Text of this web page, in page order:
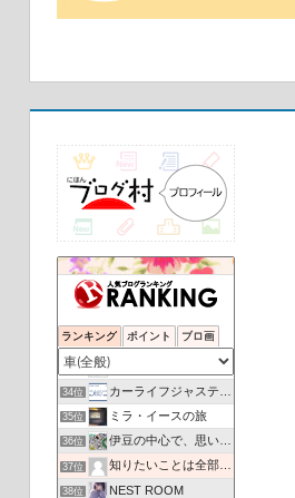
ランキング ポイント ブロ画
30位 いろんなクルマとオレ物語
32位 目指せ！自動車整備士アカデミー
33位 リースナブル 評判は？
34位 カーライフジャスティス
35位 ミラ・イースの旅
36位 伊豆の中心で、思いをさけぶ
37位 知りたいことは全部教えてあげる
38位 NEST ROOM